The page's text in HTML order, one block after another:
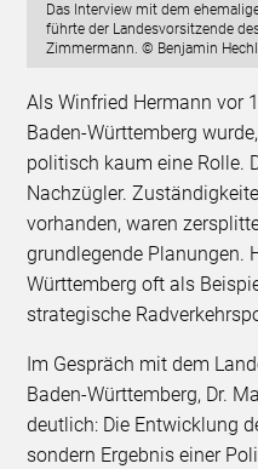
Das Interview mit dem
führte der Landesvorsitzende
Zimmermann. © Benjamin
Als Winfried Hermann vor
Baden-Württemberg
politisch kaum eine Rolle.
Nachzügler.
vorhanden, waren
grundlegende Planungen.
Württemberg oft als
strategische
Im Gespräch mit dem
Baden-Württemberg, Dr.
deutlich: Die Entwicklung
sondern Ergebnis einer